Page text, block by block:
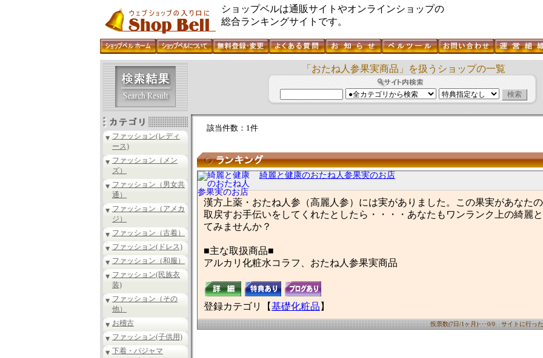
ショップベルは通販サイトやオンラインショップの
総合ランキングサイトです。
ファッション(レディ
ース)
ファッション（メン
ズ）
ファッション（男女共
通）
ファッション（アメカ
ジ）
ファッション（古着）
ファッション(ドレス)
ファッション（和服）
ファッション(民族衣
装)
ファッション（その
他）
お稽古
ファッション(子供用)
下着・パジャマ
「おたね人参果実商品」を扱うショップの一覧
該当件数：1件
綺麗と健康のおたね人参果実のお店
漢方上薬・おたね人参（高麗人参）には実がありました。この果実があなた
取戻すお手伝いをしてくれたとしたら・・・・あなたもワンランク上の綺麗
てみませんか？
■主な取扱商品■
アルカリ化粧水コラフ、おたね人参果実商品
登録カテゴリ【基礎化粧品 】
投票数(7日/1ヶ月)･･･0/0 サイトに行っ